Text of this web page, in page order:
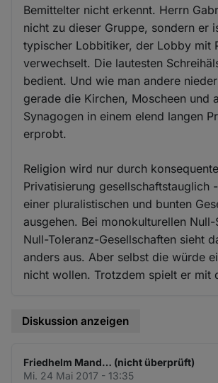
Bemittelter nicht erkennt. Herrn
nicht zu dieser Gruppe, sondern er
typischer Lobbitiker, der Lobby mit
verwechselt. Die lautesten
bedient. Und wie man andere
gerade die Kirchen, Moscheen und
Synagogen in einem elend langen
erprobt.
Religion wird nur durch konsequente
Privatisierung gesellschaftstauglich
einer pluralistischen und bunten
ausgehen. Bei monokulturellen
Null-Toleranz-Gesellschaften sieht
anders aus. Aber selbst die würde
nicht wollen. Trotzdem spielt er mit
Diskussion anzeigen
Friedhelm Mand… (nicht überprüft)
Mi. 24 Mai 2017 - 13:35